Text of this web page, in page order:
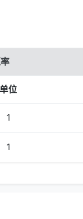
单位
1
1